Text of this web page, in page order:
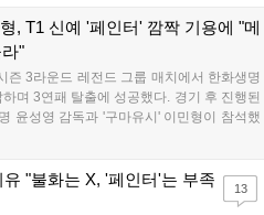
, T1 신예 '페인터' 깜짝 기용에 "메
"
3라운드 레전드 그룹 매치에서 한화생명
며 3연패 탈출에 성공했다. 경기 후 진행된
윤성영 감독과 '구마유시' 이민형이 참석했
성영 감독은 "오랜만에 승리해 기분이 좋고,
"불화는 X, '페인터'는 부족
13